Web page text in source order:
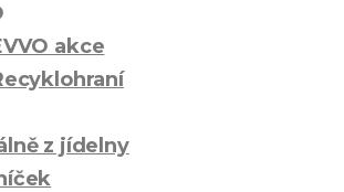
akce
z jídelny